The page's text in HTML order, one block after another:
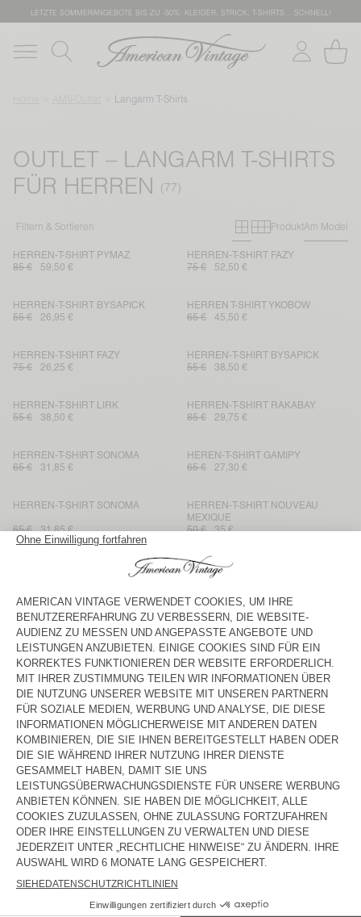
LETZTE SOMMERANGEBOTE BIS ZU -50%: KLEIDER, STRICK, T-SHIRTS… SCHNELL!
Langarm T-Shirts
OUTLET – LANGARM T-SHIRTS
FÜR HERREN
Filtern & Sortieren Primary grid
Secondary
ProduktAm Model
HERREN-T-SHIRT PYMAZ
85 €
59,50 €
HERREN-T-SHIRT FAZY
75 €
52,50 €
HERREN-T-SHIRT BYSAPICK
55 €
26,95 €
HERREN T-SHIRT YKOBOW
65 €
45,50 €
HERREN-T-SHIRT FAZY
75 €
26,25 €
HERREN-T-SHIRT BYSAPICK
55 €
38,50 €
HERREN-T-SHIRT LIRK
55 €
38,50 €
HERREN-T-SHIRT RAKABAY
85 €
29,75 €
HERREN-T-SHIRT SONOMA
65 €
31,85 €
HEREN-T-SHIRT GAMIPY
65 €
27,30 €
HERREN-T-SHIRT SONOMA
65 € 31,85 €
HERREN-T-SHIRT NOUVEAU
MEXIQUE
50 €
35 €
HERREN-T-SHIRT SONOMA
HEREN-T-SHIRT GAMIPY
HERREN-T-SHIRT SONOMA
65 €
27,30 €
HERREN-T-SHIRT VUPAVILLE
80 €
28 €
HERREN-T-SHIRT SONOMA
65 €
31,85 €
HERREN-T-SHIRT VUPAVILLE
80 €
28 €
HEREN-T-SHIRT GAMIPY
65 € 22,75 €
HERREN-T-SHIRT NOUVEAU
MEXIQUE
50 €
35 €
HERREN-T-SHIRT SONOMA
65 €
31,20 €
HERREN-T-SHIRT SONOMA
75 €
27 €
HERREN-T-SHIRT LIRK
55 €
38,50 €
HERREN-T-SHIRT BYSAPICK
55 €
28,05 €
HERREN-T-SHIRT SONOMA
65 €
31,85 €